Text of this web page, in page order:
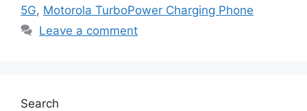
5G, Motorola TurboPower Charging Phone
Leave a comment
Search